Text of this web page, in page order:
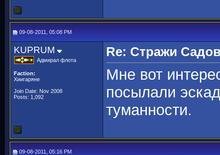
09-08-2011, 05:08 PM
KUPRUM
Адмирал флота
Faction:
Хиигаряне
Join Date: Nov 2008
Posts: 1,092
Re: Стражи
Мне вот
посылали
туманности.
09-08-2011, 05:16 PM